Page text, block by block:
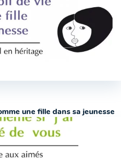
une fille dans sa jeunesse